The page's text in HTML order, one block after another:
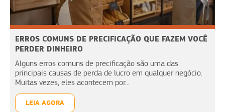
ERROS COMUNS DE PRECIFICAÇÃO QUE FAZEM VOCÊ
PERDER DINHEIRO
Alguns erros comuns de precificação são uma das
principais causas de perda de lucro em qualquer negócio.
Muitas vezes, eles acontecem por...
LEIA AGORA